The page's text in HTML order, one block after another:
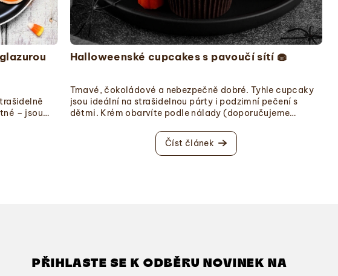
– jsou
Halloweenské cupcakes s pavoučí sítí 🧁
Tmavé, čokoládové a nebezpečně dobré. Tyhle cupcaky
jsou ideální na strašidelnou párty i podzimní pečení s
dětmi. Krém obarvíte podle nálady (doporučujeme
můžete dát jedlého ducha, pavučinu z čokolády nebo
posypku z pavučiny. Co se bude určitě ho...
Číst článek
PŘIHLASTE SE K ODBĚRU NOVINEK NA